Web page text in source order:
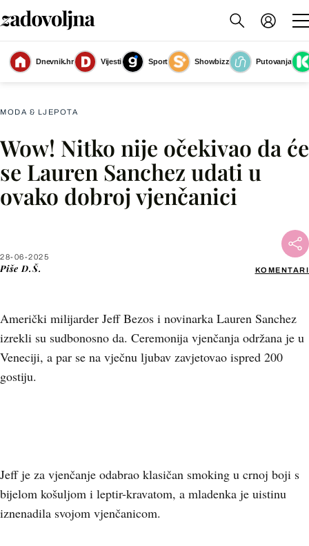
Dnevnik.hr Vijesti Sport Showbizz
Putovanja
Lauren Sanchez u Veneciji uoči vjenčanja(Foto: Profimedia)
MODA & LJEPOTA
Wow! Nitko nije očekivao da će
se Lauren Sanchez udati u
ovako dobroj vjenčanici
28-06-2025
Piše D.Š. KOMENTARI
Američki milijarder Jeff Bezos i novinarka Lauren Sanchez
izrekli su sudbonosno da. Ceremonija vjenčanja održana je u
Veneciji, a par se na vječnu ljubav zavjetovao ispred 200
gostiju.
Facebook
X
Jeff je za vjenčanje odabrao klasičan smoking u crnoj boji s
bijelom košuljom i leptir-kravatom, a mladenka je uistinu
iznenadila svojom vjenčanicom.